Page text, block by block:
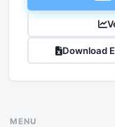
Download
MENU